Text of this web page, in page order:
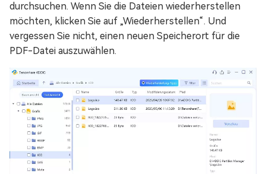
durchsuchen. Wenn Sie die Dateien wiederherstellen
möchten, klicken Sie auf „Wiederherstellen“. Und
vergessen Sie nicht, einen neuen Speicherort für die
PDF-Datei auszuwählen.